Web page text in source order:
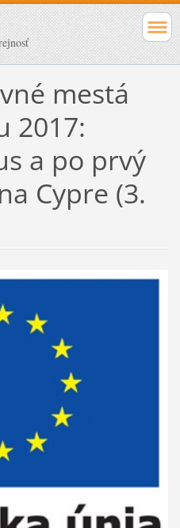
mestá
2017:
a po prvý
Cypre (3.